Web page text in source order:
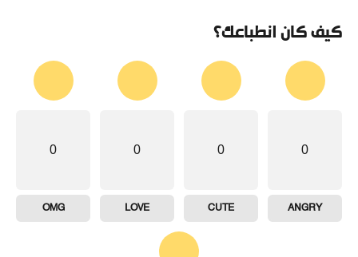
كيف كان انطباعك؟
0
ANGRY
0
CUTE
0
LOVE
0
OMG